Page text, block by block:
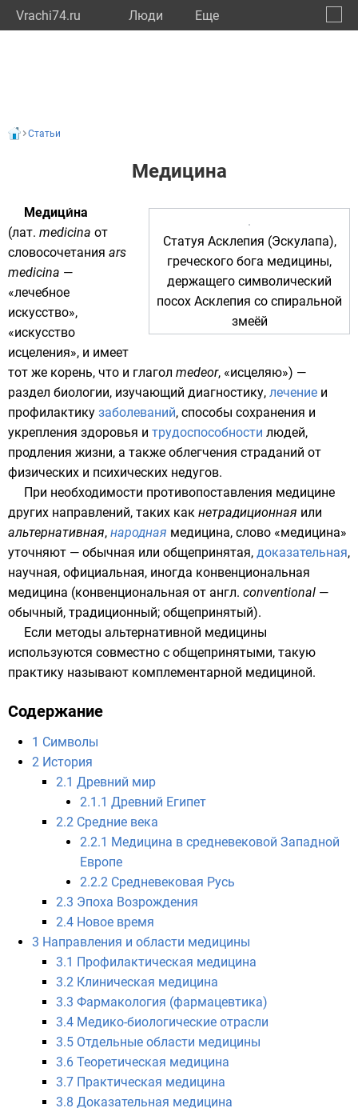
Vrachi74.ru Люди Eще
Статьи
Медицина
Статуя Асклепия (Эскулапа),
греческого бога медицины,
держащего символический
посох Асклепия со спиральной
змеёй
Медици́на
(лат. medicina от
словосочетания ars
medicina —
«лечебное
искусство»,
«искусство
исцеления», и имеет
тот же корень, что и глагол medeor, «исцеляю») —
раздел биологии, изучающий диагностику, лечение и
профилактику заболеваний, способы сохранения и
укрепления здоровья и трудоспособности людей,
продления жизни, а также облегчения страданий от
физических и психических недугов.
При необходимости противопоставления медицине
других направлений, таких как нетрадиционная или
альтернативная, народная медицина, слово «медицина»
уточняют — обычная или общепринятая, доказательная,
научная, официальная, иногда конвенциональная
медицина (конвенциональная от англ. conventional —
обычный, традиционный; общепринятый).
Если методы альтернативной медицины
используются совместно с общепринятыми, такую
практику называют комплементарной медициной.
Содержание
1 Символы
2 История
2.1 Древний мир
2.1.1 Древний Египет
2.2 Средние века
2.2.1 Медицина в средневековой Западной
Европе
2.2.2 Средневековая Русь
2.3 Эпоха Возрождения
2.4 Новое время
3 Направления и области медицины
3.1 Профилактическая медицина
3.2 Клиническая медицина
3.3 Фармакология (фармацевтика)
3.4 Медико-биологические отрасли
3.5 Отдельные области медицины
3.6 Теоретическая медицина
3.7 Практическая медицина
3.8 Доказательная медицина